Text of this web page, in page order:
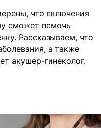
что включения
сможет помочь
Рассказываем, что
а также
акушер-гинеколог.